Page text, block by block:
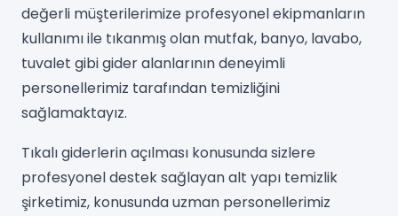
değerli müşterilerimize profesyonel ekipmanların
kullanımı ile tıkanmış olan mutfak, banyo, lavabo,
tuvalet gibi gider alanlarının deneyimli
personellerimiz tarafından temizliğini
sağlamaktayız.
Tıkalı giderlerin açılması konusunda sizlere
profesyonel destek sağlayan alt yapı temizlik
şirketimiz, konusunda uzman personellerimiz